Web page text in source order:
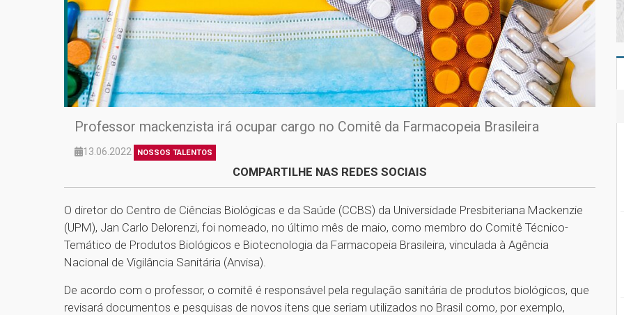
Professor mackenzista irá ocupar cargo no Comitê da Farmacopeia Brasileira
13.06.2022 NOSSOS TALENTOS
COMPARTILHE NAS REDES SOCIAIS
O diretor do Centro de Ciências Biológicas e da Saúde (CCBS) da Universidade Presbiteriana Mackenzie
(UPM), Jan Carlo Delorenzi, foi nomeado, no último mês de maio, como membro do Comitê Técnico-
Temático de Produtos Biológicos e Biotecnologia da Farmacopeia Brasileira, vinculada à Agência
Nacional de Vigilância Sanitária (Anvisa).
De acordo com o professor, o comitê é responsável pela regulação sanitária de produtos biológicos, que
revisará documentos e pesquisas de novos itens que seriam utilizados no Brasil como, por exemplo,